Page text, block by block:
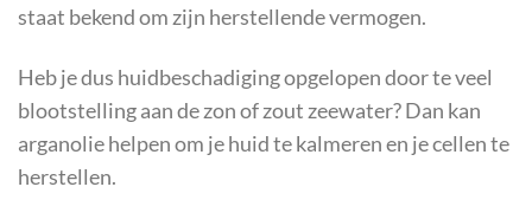
staat bekend om zijn herstellende vermogen.
Heb je dus huidbeschadiging opgelopen door te veel
blootstelling aan de zon of zout zeewater? Dan kan
arganolie helpen om je huid te kalmeren en je cellen te
herstellen.